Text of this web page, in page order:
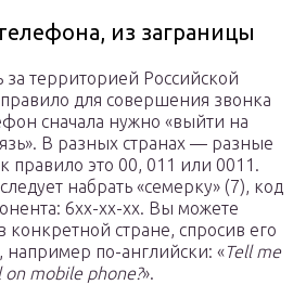
из заграницы
за территорией Российской
для совершения звонка
сначала нужно «выйти на
В разных странах — разные
правило это 00, 011 или 0011.
набрать «семерку» (7), код
6xx-xx-xx. Вы можете
конкретной стране, спросив его
например по-английски: «Tell me
on mobile phone?».